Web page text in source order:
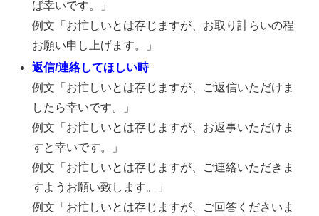
ば幸いです。」
例文「お忙しいとは存じますが、お取り計らいの程
お願い申し上げます。」
返信/連絡してほしい時
例文「お忙しいとは存じますが、ご返信いただけま
したら幸いです。」
例文「お忙しいとは存じますが、お返事いただけま
すと幸いです。」
例文「お忙しいとは存じますが、ご連絡いただきま
すようお願い致します。」
例文「お忙しいとは存じますが、ご回答くださいま